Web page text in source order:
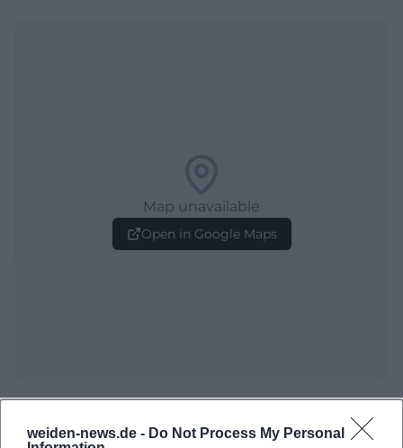
weiden-news.de - Do Not Process My Personal
Map unavailable
Open in Google Maps